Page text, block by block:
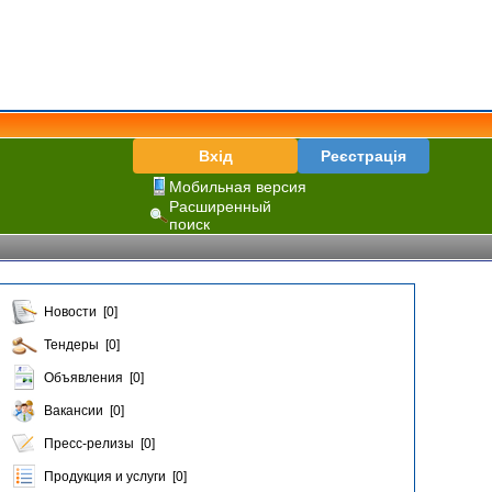
Вхід
Реєстрація
Мобильная версия
Расширенный
поиск
Новости [0]
Тендеры [0]
Объявления [0]
Вакансии [0]
Пресс-релизы [0]
Продукция и услуги [0]